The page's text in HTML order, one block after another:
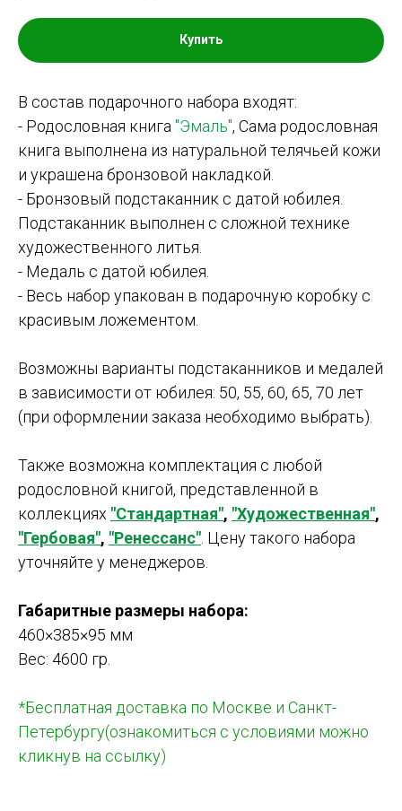
Купить
В состав подарочного набора входят:
- Родословная книга "Эмаль", Сама родословная
книга выполнена из натуральной телячьей кожи
и украшена бронзовой накладкой.
- Бронзовый подстаканник с датой юбилея.
Подстаканник выполнен с сложной технике
художественного литья.
- Медаль с датой юбилея.
- Весь набор упакован в подарочную коробку с
красивым ложементом.
Возможны варианты подстаканников и медалей
в зависимости от юбилея: 50, 55, 60, 65, 70 лет
(при оформлении заказа необходимо выбрать).
Также возможна комплектация с любой
родословной книгой, представленной в
коллекциях "Стандартная", "Художественная",
"Гербовая", "Ренессанс" . Цену такого набора
уточняйте у менеджеров.
Габаритные размеры набора:
460×385×95 мм
Вес: 4600 гр.
*Бесплатная доставка по Москве и Санкт-
Петербургу(ознакомиться с условиями можно
кликнув на ссылку)